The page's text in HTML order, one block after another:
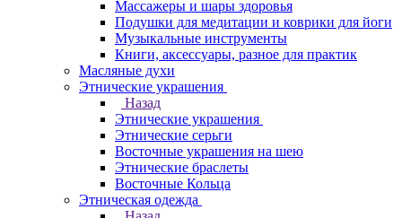
Массажеры и шары здоровья
Подушки для медитации и коврики для йоги
Музыкальные инструменты
Книги, аксессуары, разное для практик
Масляные духи
Этнические украшения
Назад
Этнические украшения
Этнические серьги
Восточные украшения на шею
Этнические браслеты
Восточные Кольца
Этническая одежда